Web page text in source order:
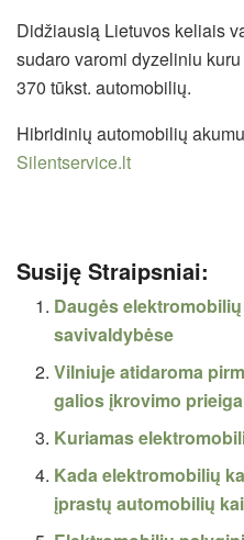
Didžiausią Lietuvos keliais
sudaro varomi dyzeliniu
370 tūkst. automobilių.
Hibridinių automobilių
Silentservice.lt
Susiję Straipsniai:
Daugės
savivaldybėse
Vilniuje atidaroma
galios įkrovimo prieiga
Kuriamas
Kada elektromobilių
įprastų automobilių